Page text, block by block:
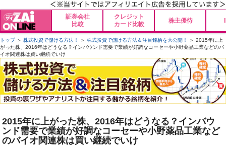
証券会社
比較
クレジット
カード比較
株主優待
トップ＞ 株式投資で儲ける方法！ ＞ 株式投資で儲ける方法＆注目銘柄を大公開！
＞ 2015年に上
がった株、2016年はどうなる？インバウンド需要で業績が好調なコーセーや小野薬品工業などのバ
イオ関連株は買い継続でいけ
2015年に上がった株、2016年はどうなる？インバウ
ンド需要で業績が好調なコーセーや小野薬品工業など
のバイオ関連株は買い継続でいけ